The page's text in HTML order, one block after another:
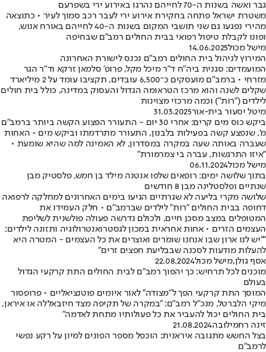
גבר ואשה בשנות ה-70 לחייהם נהרגו באירוע ירי בשפרעם
משטרת ישראל פתחה בחקירת אירוע ירי לעבר רכב סמוך לעיר • כתוצאה
מהירי נפגעו גם שני תושבי המקום בשנות ה-40 לחייהם באורח אנוש,
ופונו לקבלת טיפול רפואי בבית החולים רמב״ם שבחיפה
מישל מכול14.06.2025
המירוץ לניהול בית החולים רמב"ם נכנס לישורת האחרונה
המועמדים: סגנית ביה"ח ד"ר מיכל מקל, פרופ׳ סלמאן זרקא וד"ר הגר
מזרחי • ברמב"ם מועסקים כ־6,500 עובדים, תקציבו עומד על 2 מיליארד
שקלים לשנה והוא מרכז הטראומה הגדול והעסוק במדינה, כולל בית חולים
לילדים ("רות") וכמה מרכזי מצוינות
מיטל יסעור בית-אור31.03.2025
ביקש כוס מים קרים: אחרי 30 יום - התעורר הפצוע הקשה ביותר ברמב"ם
מ', שנפצע קשה בפעילות בלבנון, התעורר מתרדמתו וביקש מים • האחות
שעברה באותה שעה במקרה במסדרון, לא האמינה למה שהיא שומעת •
"איזו התרגשות, עברה בי צמרמורת"
מישל מכול06.11.2024
בתוך שלושה ימים: רופאים שלפו אנטנה מילד בן חמש, פלסטיק מבן
שנתיים ופלסטלינה מבן 8 חודשים
שלושה מקרי בליעה לא שגרתיים הגיעו בימים האחרונים למחלקה לרפואה
דחופה בבית החולים "רות" לילדים שברמב"ם • חלק העמידו את
המטופלים במצב מסכן חיים, ולכולם נדרשה פעולה פולשנית לשליפת
העצמים הזרים • אחות אחראית במכון לגסטרואנטרולוגיה ותזונה לילדים:
""יש לנו ארון שבו אנחנו שומרים ואוצרים את כל העצמים - המטרה היא
להעלות מודעות לסכנה שבבליעת חפצים זרים"
אסף גולן,מישל מכול22.08.2024
מוכנים לכל תרחיש: כך יהפוך רמב"ם לבית החולים התת קרקעי הגדול
בעולם
המוסך התת קרקעי הפך ל"מצודה" לאור איומים פוטנציאליים • פרופסור
מיקי הלברטל, מנכ"ל רמב"ם: "במקרה של תקיפה מצד חיזבאללה או איראן,
בית החולים יכול להעביר את כל פעולותיו מתחת לאדמה"
זינה רחמילובה21.08.2024
בצל החשש מתגובה איראנית: הוכפל מספר הפונים למיון על רקע נפשי
לרמב"ם